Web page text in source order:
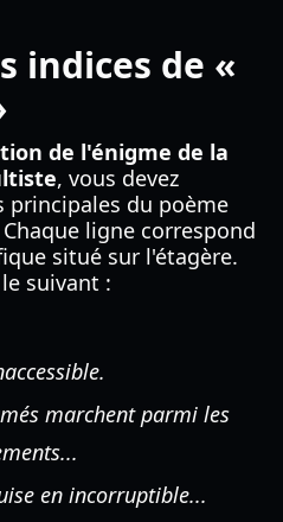
indices de «
de l'énigme de la
, vous devez
principales du poème
ligne correspond
situé sur l'étagère.
suivant :
marchent parmi les
en incorruptible...